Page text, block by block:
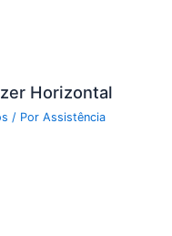
Horizontal
/ PorAssistência